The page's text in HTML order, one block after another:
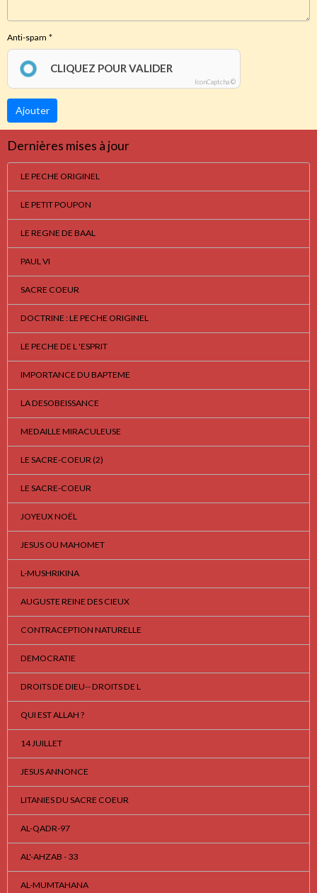
Anti-spam
CLIQUEZ POUR VALIDER
IconCaptcha ©
Ajouter
Dernières mises à jour
LE PECHE ORIGINEL
LE PETIT POUPON
LE REGNE DE BAAL
PAUL VI
SACRE COEUR
DOCTRINE : LE PECHE ORIGINEL
LE PECHE DE L 'ESPRIT
IMPORTANCE DU BAPTEME
LA DESOBEISSANCE
MEDAILLE MIRACULEUSE
LE SACRE-COEUR (2)
LE SACRE-COEUR
JOYEUX NOËL
JESUS OU MAHOMET
L-MUSHRIKINA
AUGUSTE REINE DES CIEUX
CONTRACEPTION NATURELLE
DEMOCRATIE
DROITS DE DIEU-- DROITS DE L
QUI EST ALLAH ?
14 JUILLET
JESUS ANNONCE
LITANIES DU SACRE COEUR
AL-QADR-97
AL'-AHZAB - 33
AL-MUMTAHANA